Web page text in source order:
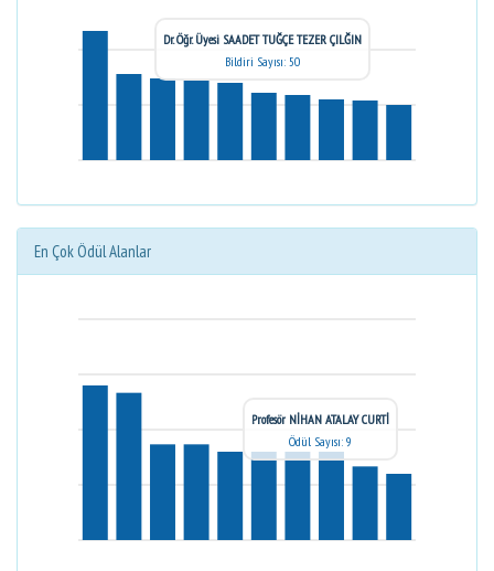
Dr. Öğr. Üyesi SAADET TUĞÇE TEZER ÇILĞIN
Bildiri Sayısı: 50
En Çok Ödül Alanlar
Profesör NİHAN ATALAY CURTİ
Ödül Sayısı: 9